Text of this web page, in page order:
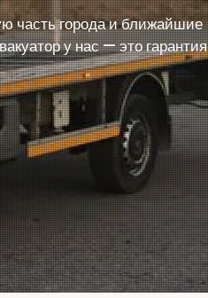
часть города и ближайшие
у нас — это гарантия